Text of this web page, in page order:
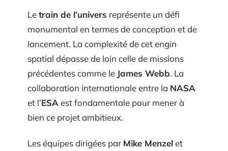
Letrain de l’univers représente un défi
monumental en termes de conception et de
lancement. La complexité de cet engin
spatial dépasse de loin celle de missions
précédentes comme le James Webb. La
collaboration internationale entre la NASA
et l’ESA est fondamentale pour mener à
bien ce projet ambitieux.
Les équipes dirigées par Mike Menzelet